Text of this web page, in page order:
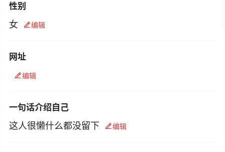
性别
女 编辑
网址
编辑
一句话介绍自己
这人很懒什么都没留下 编辑